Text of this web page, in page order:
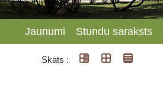
Jaunumi Stundu saraksts
Skats :